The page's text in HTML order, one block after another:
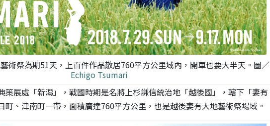
術祭為期51天，上百件作品散居760平方公里域內，開車也要大半天。圖／
Echigo Tsumari
策展處「新潟」，戰國時期是名將上杉謙信統治地「越後國」，轄下「妻有
町、津南町一帶，面積廣達760平方公里，也是越後妻有大地藝術祭場域。